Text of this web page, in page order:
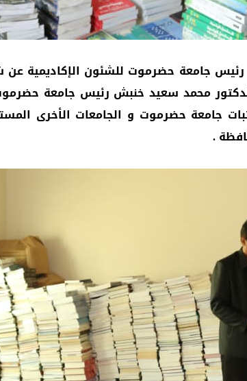
رئيس جامعة حضرموت للشئون الإكاديمية
الدكتور محمد سعيد خنبش رئيس جامعة
جامعة حضرموت و الجامعات الأخرى
.